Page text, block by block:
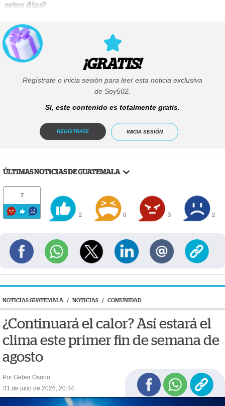
estos días?
¡GRATIS!
Regístrate o inicia sesión para leer esta noticia exclusiva
de Soy502.
Sí, este contenido es totalmente gratis.
REGÍSTRATE INICIA SESIÓN
ÚLTIMAS NOTICIAS DE GUATEMALA
7
2 0 3 2
NOTICIAS GUATEMALA / NOTICIAS / COMUNIDAD
¿Continuará el calor? Así estará el
clima este primer fin de semana de
agosto
Por Geber Osorio
31 de julio de 2026, 20:34